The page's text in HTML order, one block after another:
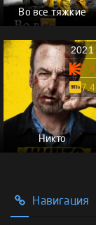
Во все тяжкие
Никто
2021
7.4
7.4
Навигация